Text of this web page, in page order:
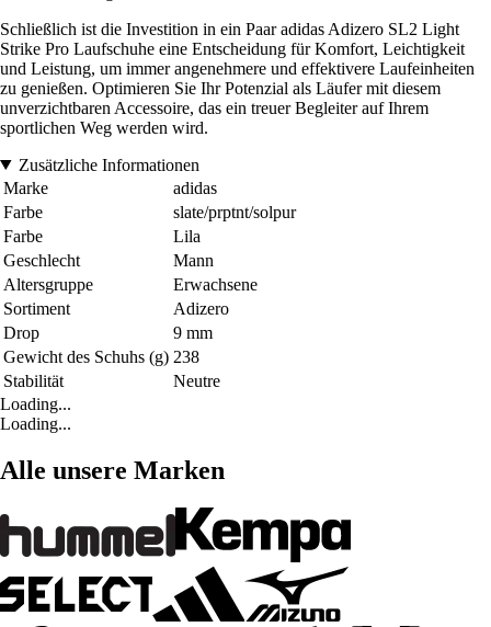
Schließlich ist die Investition in ein Paar adidas Adizero SL2 Light
Strike Pro Laufschuhe eine Entscheidung für Komfort, Leichtigkeit
und Leistung, um immer angenehmere und effektivere Laufeinheiten
zu genießen. Optimieren Sie Ihr Potenzial als Läufer mit diesem
unverzichtbaren Accessoire, das ein treuer Begleiter auf Ihrem
sportlichen Weg werden wird.
Zusätzliche Informationen
Marke
adidas
Farbe
slate/prptnt/solpur
Farbe
Lila
Geschlecht
Mann
Altersgruppe
Erwachsene
Sortiment
Adizero
Drop
9 mm
Gewicht des Schuhs (g) 238
Stabilität
Neutre
Loading...
Loading...
Alle unsere Marken